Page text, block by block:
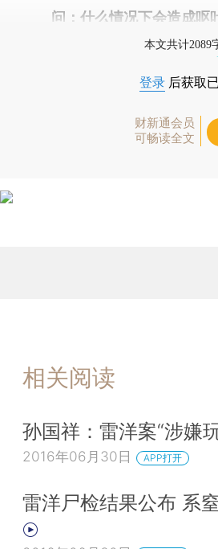
问：什么情况下会造成呕
本文共计2089
登录 后获取
财新通会员
可畅读全文
相关阅读
孙国祥：雷洋案“涉嫌
2016年06月30日 APP打开
雷洋尸检结果公布 系